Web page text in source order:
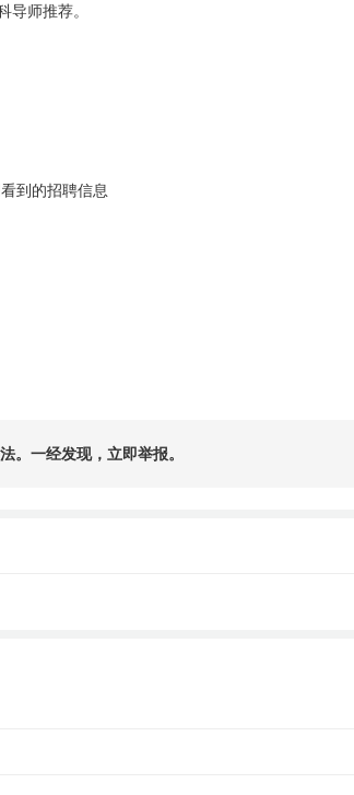
导师推荐。
看到的招聘信息
。一经发现，立即举报。